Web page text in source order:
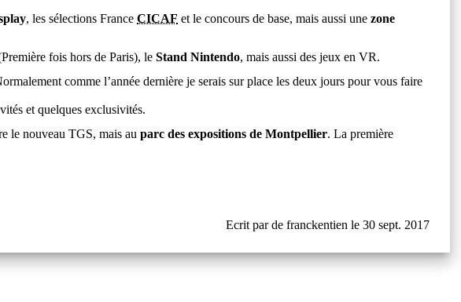
, les sélections FranceCICAF et le concours de base, mais aussi unezone
fois hors de Paris), leStand Nintendo, mais aussi des jeux en VR.
comme l’année dernière je serais sur place les deux jours pour vous faire
et quelques exclusivités.
le nouveau TGS, mais auparc des expositions de Montpellier. La première
Ecrit par de franckentien le 30 sept. 2017